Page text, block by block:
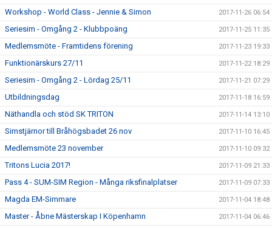
Workshop - World Class - Jennie & Simon 2017-11-26 06:54
Seriesim - Omgång 2 - Klubbpoäng 2017-11-25 11:35
Medlemsmöte - Framtidens förening 2017-11-23 19:33
Funktionärskurs 27/11 2017-11-22 18:29
Seriesim - Omgång 2 - Lördag 25/11 2017-11-21 07:29
Utbildningsdag 2017-11-18 16:59
Näthandla och stöd SK TRITON 2017-11-14 13:10
Simstjärnor till Bråhögsbadet 26 nov 2017-11-10 16:45
Medlemsmöte 23 november 2017-11-10 09:32
Tritons Lucia 2017! 2017-11-09 21:33
Pass 4 - SUM-SIM Region - Många riksfinalplatser 2017-11-09 07:33
Magda EM-Simmare 2017-11-04 18:48
Master - Åbne Mästerskap I Köpenhamn 2017-11-04 06:46